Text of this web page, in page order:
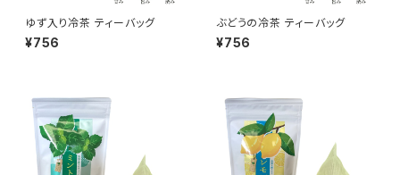
ゆず入り冷茶 ティーバッグ
¥756
ぶどうの冷茶 ティーバッグ
¥756